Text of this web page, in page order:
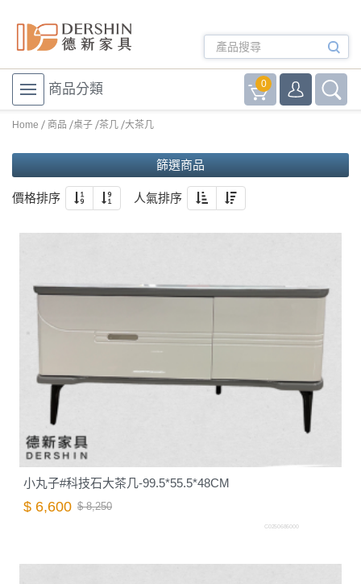
商品分類 0
Home 商品 桌子 茶几 大茶几
篩選商品
價格排序 人氣排序
小丸子#科技石大茶几-99.5*55.5*48CM
$ 6,600 $ 8,250
C0250686000